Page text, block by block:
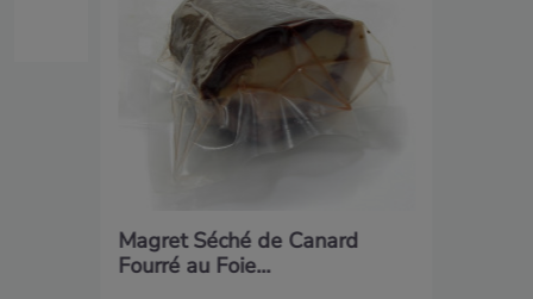
Magret Séché de Canard
Fourré au Foie...